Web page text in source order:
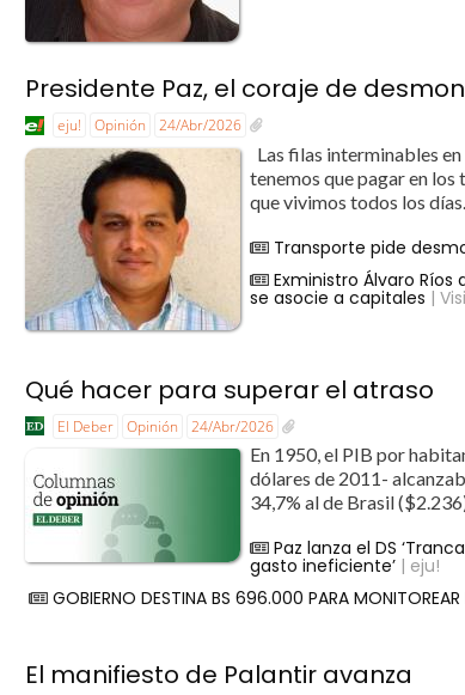
Presidente Paz, el coraje de
eju! Opinión 24/Abr/2026
Las filas interminables
tenemos que pagar en
que vivimos todos los
Transporte pide
Exministro Álvaro
se asocie a capitales |
Qué hacer para superar el atraso
El Deber Opinión 24/Abr/2026
En 1950, el PIB por
dólares de 2011-
34,7% al de Brasil
Paz lanza el DS
gasto ineficiente’ | eju!
GOBIERNO DESTINA BS 696.000 PARA
El manifiesto de Palantir avanza